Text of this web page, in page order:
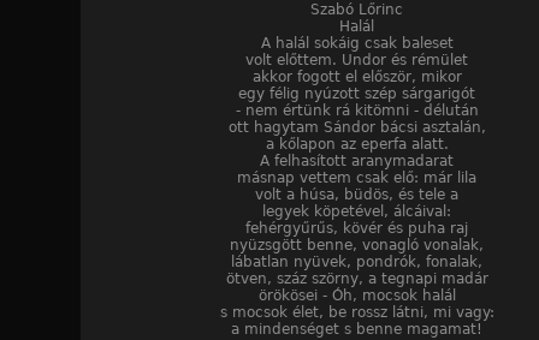
Szabó Lőrinc
Halál
A halál sokáig csak baleset
volt előttem. Undor és rémület
akkor fogott el először, mikor
egy félig nyúzott szép sárgarigót
- nem értünk rá kitömni - délután
ott hagytam Sándor bácsi asztalán,
a kőlapon az eperfa alatt.
A felhasított aranymadarat
másnap vettem csak elő: már lila
volt a húsa, büdös, és tele a
legyek köpetével, álcáival:
fehérgyűrűs, kövér és puha raj
nyüzsgött benne, vonagló vonalak,
lábatlan nyüvek, pondrók, fonalak,
ötven, száz szörny, a tegnapi madár
örökösei - Óh, mocsok halál
s mocsok élet, be rossz látni, mi vagy:
a mindenséget s benne magamat!